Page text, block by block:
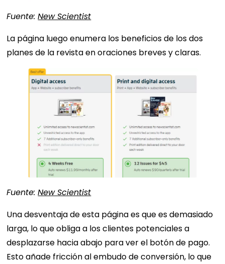
Fuente:New Scientist
La página luego enumera los beneficios de los dos
planes de la revista en oraciones breves y claras.
Fuente:New Scientist
Una desventaja de esta página es que es demasiado
larga, lo que obliga a los clientes potenciales a
desplazarse hacia abajo para ver el botón de pago.
Esto añade fricción al embudo de conversión, lo que